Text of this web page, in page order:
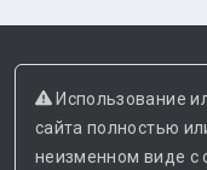
Использование
сайта полностью
неизменном виде с